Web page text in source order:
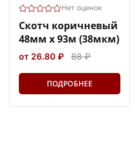
Нет оценок
Скотч коричневый
48мм х 93м (38мкм)
от 26.80 ₽ 88 ₽
ПОДРОБНЕЕ